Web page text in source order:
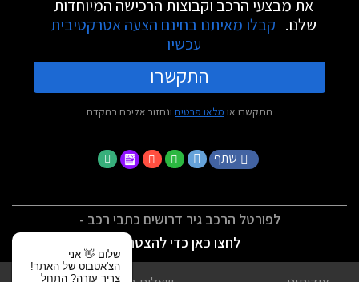
את מבצעי הרכב וקבוצות הרכישה המיוחדות
שלנו. קבלו מאיתנו בחינם הצעה אטרקטיבית
עכשיו
התקשרו
התקשרו או מלאו פרטים ונחזור אליכם בהקדם
שתף
לפורטל הרכב גיר דרושים כתבי רכב -
לחצו כאן כדי להצטרף
שלום 👋 אני
הצ'אטבוט של האתר!
צריך עזרה? התחל